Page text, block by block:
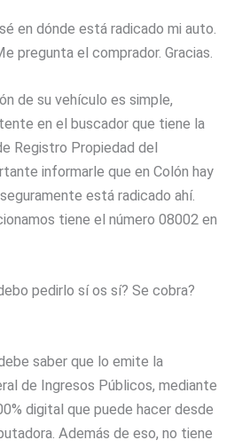
en dónde está radicado mi auto.
pregunta el comprador. Gracias.
de su vehículo es simple,
en el buscador que tiene la
Registro Propiedad del
informarle que en Colón hay
está radicado ahí.
tiene el número 08002 en
pedirlo sí os sí? Se cobra?
saber que lo emite la
de Ingresos Públicos, mediante
digital que puede hacer desde
Además de eso, no tiene